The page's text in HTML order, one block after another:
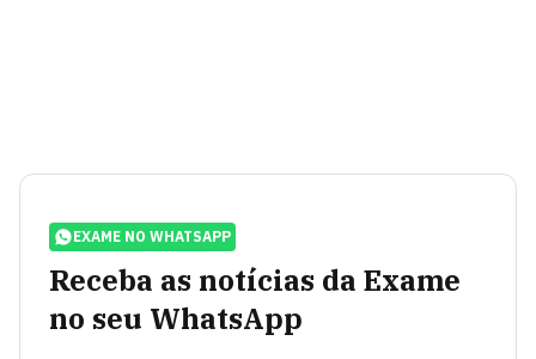
EXAME NO WHATSAPP
Receba as notícias da Exame
no seu WhatsApp